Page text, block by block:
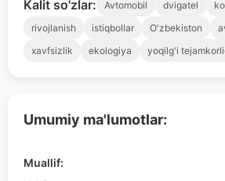
Umumiy ma'lumotlar:
Muallif:
Kalit so'zlar: Avtomobil dvigatel
rivojlanish
istiqbollar O'zbekiston
xavfsizlik
ekologiya yoqilg'i